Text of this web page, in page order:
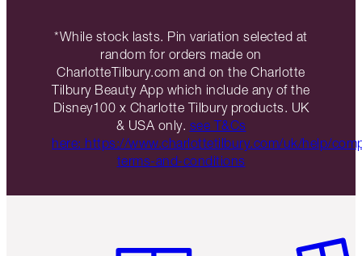
*While stock lasts. Pin variation selected at
random for orders made on
CharlotteTilbury.com and on the Charlotte
Tilbury Beauty App which include any of the
Disney100 x Charlotte Tilbury products. UK
& USA only. see T&Cs
here: https://www.charlottetilbury.com/uk/help/
terms-and-conditions